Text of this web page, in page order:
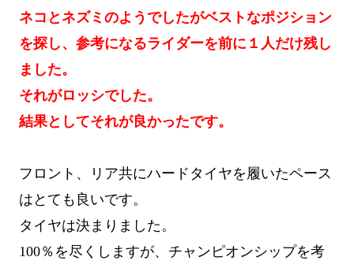
ネコとネズミのようでしたがベストなポジション
を探し、参考になるライダーを前に１人だけ残し
ました。
それがロッシでした。
結果としてそれが良かったです。
フロント、リア共にハードタイヤを履いたペース
はとても良いです。
タイヤは決まりました。
100％を尽くしますが、チャンピオンシップを考